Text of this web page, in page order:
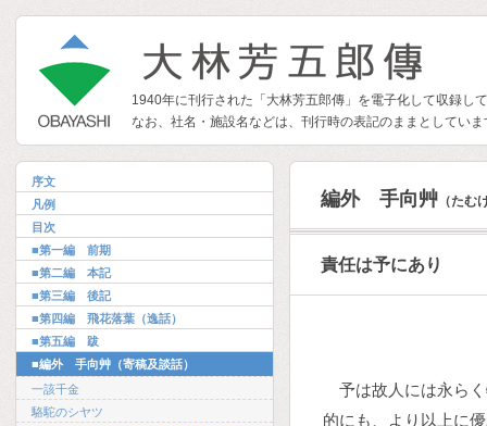
1940年に刊行された「大林芳五郎傳」を電子化して収録し
なお、社名・施設名などは、刊行時の表記のままとしてい
序文
凡例
目次
■第一編 前期
■第二編 本記
■第三編 後記
■第四編 飛花落葉（逸話）
■第五編 跋
■編外 手向艸（寄稿及談話）
一該千金
駱駝のシヤツ
編外 手向艸 （たむ
責任は予にあり
予は故人には永ら
的にも、より以上に